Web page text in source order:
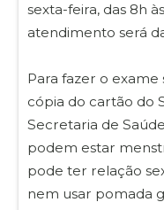
sexta-feira, das 8h
atendimento será
Para fazer o
cópia do cartão do
Secretaria de
podem estar
pode ter relação
nem usar pomada